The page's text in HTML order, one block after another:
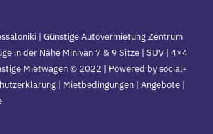
| Günstige Autovermietung Zentrum
in der Nähe Minivan 7 & 9 Sitze | SUV | 4×4
Mietwagen © 2022 | Powered by social-
| Mietbedingungen | Angebote |